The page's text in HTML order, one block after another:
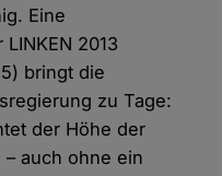
Eine
2013
bringt die
zu Tage:
der Höhe der
auch ohne ein